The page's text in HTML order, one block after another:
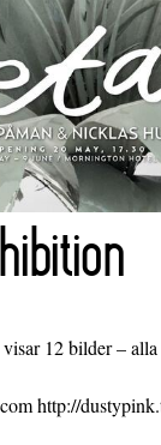
12 bilder –
http://